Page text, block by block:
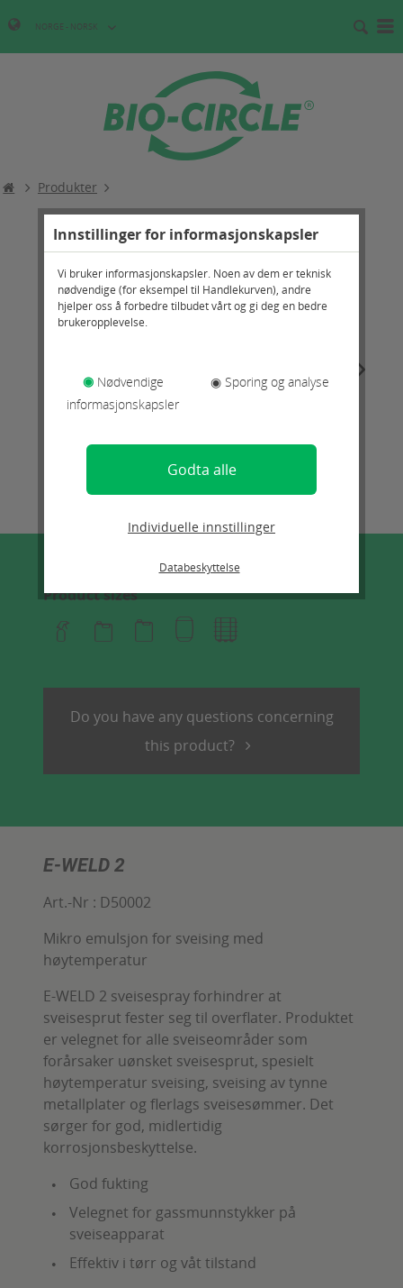
NORGE - NORSK
Produkter
E-WELD 2
Art.-Nr : D50002
Mikro emulsjon for sveising med
høytemperatur
E-WELD 2 sveisespray forhindrer at
sveisesprut fester seg til overflater. Produktet
er velegnet for alle sveiseområder som
forårsaker uønsket sveisesprut, spesielt
høytemperatur sveising, sveising av tynne
metallplater og flerlags sveisesømmer. Det
sørger for god, midlertidig
korrosjonsbeskyttelse.
God fukting
Velegnet for gassmunnstykker på
sveiseapparat
Effektiv i tørr og våt tilstand
Product sizes
Do you have any questions concerning
this product?
Innstillinger for informasjonskapsler
Vi bruker informasjonskapsler. Noen av dem er teknisk
nødvendige (for eksempel til Handlekurven), andre
hjelper oss å forbedre tilbudet vårt og gi deg en bedre
brukeropplevelse.
◉Nødvendige
informasjonskapsler
◉ Sporing og analyse
Godta alle
Individuelle innstillinger
Databeskyttelse